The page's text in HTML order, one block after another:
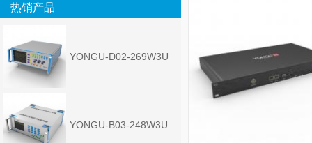
热销产品
YONGU-D02-269W3U
YONGU-B03-248W3U